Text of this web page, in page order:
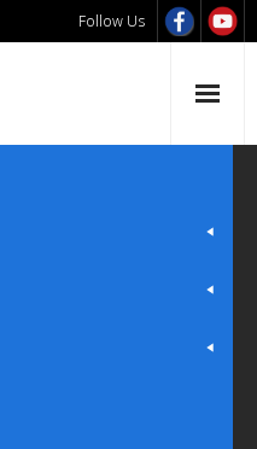
Follow Us